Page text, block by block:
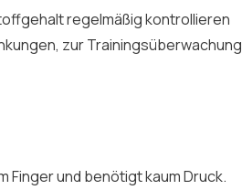
regelmäßig kontrollieren
zur Trainingsüberwachung
Finger und benötigt kaum Druck.